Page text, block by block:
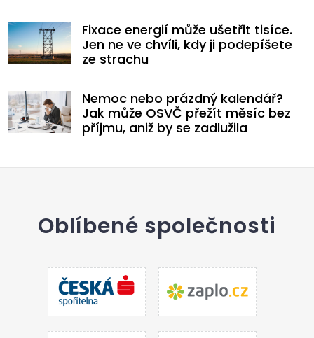
Fixace energií může ušetřit tisíce.
Jen ne ve chvíli, kdy ji podepíšete
ze strachu
Nemoc nebo prázdný kalendář?
Jak může OSVČ přežít měsíc bez
příjmu, aniž by se zadlužila
Oblíbené společnosti